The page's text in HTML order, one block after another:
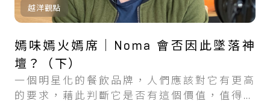
越洋觀點
嫣味嫣火嫣席｜Noma 會否因此墜落神
壇？（下）
一個明星化的餐飲品牌，人們應該對它有更高
的要求，藉此判斷它是否有這個價值，值得商